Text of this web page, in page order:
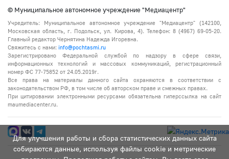
Для улучшения работы и сбора статистических данных сайта
собираются данные, используя файлы cookie и метрические
© Муниципальное автономное учреждение "Медиацентр"
Учредитель: Муниципальное автономное учреждение "Медиацентр" (142100,
Московская область, г. Подольск, ул. Кирова, 4). Телефон: 8 (4967) 69-05-20.
Главный редактор Чернятина Надежда Игоревна.
Свяжитесь с нами: info@pochtasmi.ru
Зарегистрировано Федеральной службой по надзору в сфере связи,
информационных технологий и массовых коммуникаций, регистрационный
номер ФС 77-75852 от 24.05.2019г.
Все права на материалы данного сайта охраняются в соответствии с
законодательством РФ, в том числе об авторском праве и смежных правах.
При цитировании электронными ресурсами обязательна гиперссылка на сайт
maumediacenter.ru.